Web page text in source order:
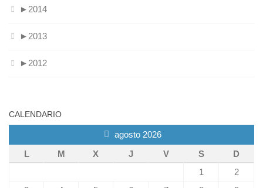
► 2014
► 2013
► 2012
CALENDARIO
agosto 2026
L
M X J V S
D
1
2